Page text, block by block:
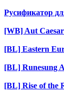
Русификатор
[WB] Aut
[BL] Eastern
[BL] Runesung
[BL] Rise of the